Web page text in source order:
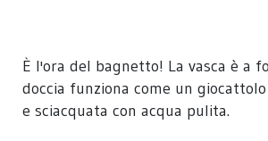
È l'ora del bagnetto! La vasca è a
doccia funziona come un
e sciacquata con acqua pulita.